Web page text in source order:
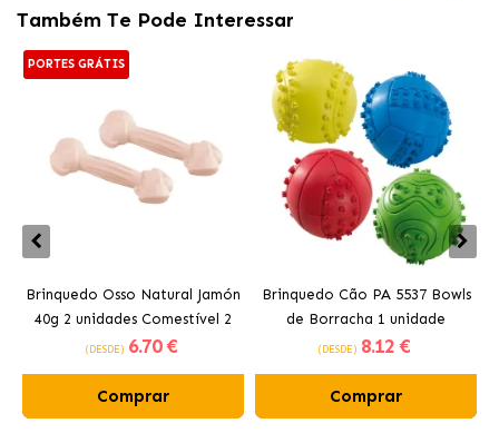
Também Te Pode Interessar
PORTES GRÁTIS
Brinquedo Osso Natural Jamón
40g 2 unidades Comestível 2
unidades Ferplast
(DESDE) 6.70 €
Comprar
Brinquedo Cão PA 5537 Bowls
de Borracha 1 unidade
Ferplast
(DESDE) 8.12 €
Comprar